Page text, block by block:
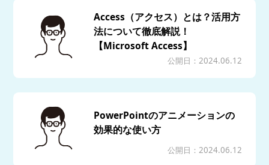
Access（アクセス）とは？活用方
法について徹底解説！
【Microsoft Access】
公開日：2024.06.12
PowerPointのアニメーションの
効果的な使い方
公開日：2024.06.12